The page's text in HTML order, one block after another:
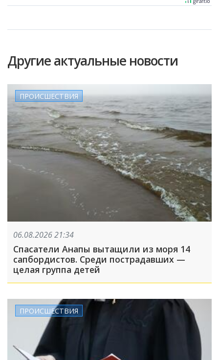
Другие актуальные новости
ПРОИСШЕСТВИЯ
06.08.2026 21:34
Спасатели Анапы вытащили из моря 14
сапбордистов. Среди пострадавших —
целая группа детей
ПРОИСШЕСТВИЯ